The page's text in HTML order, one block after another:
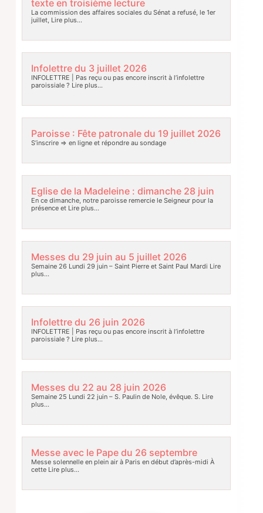
texte en troisième lecture
La commission des affaires sociales du Sénat a refusé, le 1er
juillet, Lire plus…
Infolettre du 3 juillet 2026
INFOLETTRE | Pas reçu ou pas encore inscrit à l’infolettre
paroissiale ? Lire plus…
Paroisse : Fête patronale du 19 juillet 2026
S’inscrire => en ligne et répondre au sondage
Eglise de la Madeleine : dimanche 28 juin
En ce dimanche, notre paroisse remercie le Seigneur pour la
présence etLire plus…
Messes du 29 juin au 5 juillet 2026
Semaine 26 Lundi 29 juin – Saint Pierre et Saint Paul Mardi Lire
plus…
Infolettre du 26 juin 2026
INFOLETTRE | Pas reçu ou pas encore inscrit à l’infolettre
paroissiale ? Lire plus…
Messes du 22 au 28 juin 2026
Semaine 25 Lundi 22 juin – S. Paulin de Nole, évêque. S. Lire
plus…
Messe avec le Pape du 26 septembre
Messe solennelle en plein air à Paris en début d’après-midi À
cetteLire plus…